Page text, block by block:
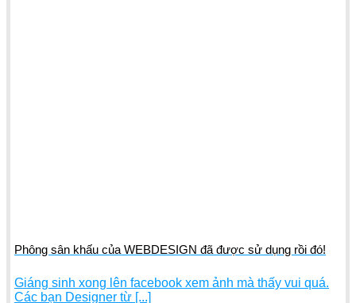
Phông sân khấu của WEBDESIGN đã được sử dụng rồi đó!
Giáng sinh xong lên facebook xem ảnh mà thấy vui quá.
Các bạn Designer từ [...]